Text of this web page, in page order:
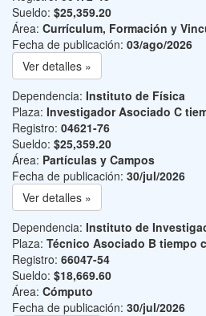
Sueldo: $25,359.20
Área: Currículum, Formación y
Fecha de publicación: 03/ago/2026
Ver detalles »
Dependencia: Instituto de Física
Plaza: Investigador Asociado C
Registro: 04621-76
Sueldo: $25,359.20
Área: Partículas y Campos
Fecha de publicación: 30/jul/2026
Ver detalles »
Dependencia: Instituto de
Plaza: Técnico Asociado B tiempo
Registro: 66047-54
Sueldo: $18,669.60
Área: Cómputo
Fecha de publicación: 30/jul/2026